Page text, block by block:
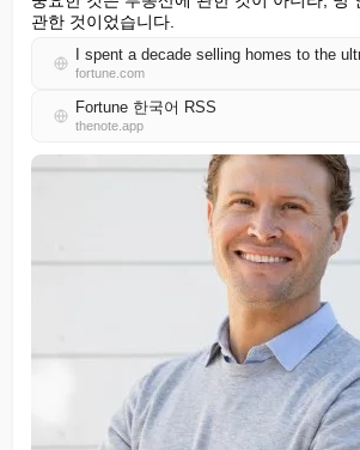
관한 것이었습니다.
fortune.com
Fortune 한국어 RSS
thenote.app